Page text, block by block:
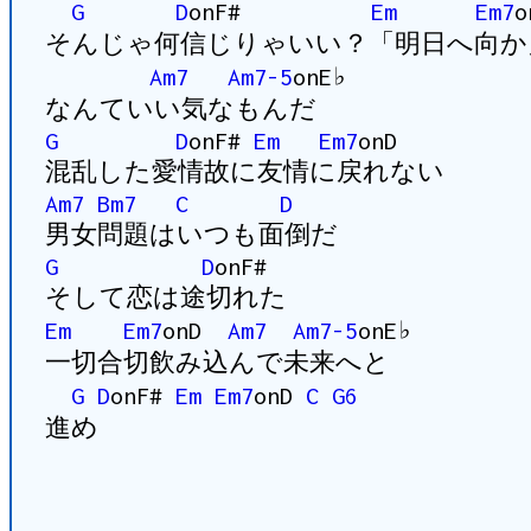
G DonF# Em Em7
そんじゃ何信じりゃいい？「明日へ向
Am7
Am7-5onE♭
なんていい気なもんだ
G
DonF# Em Em7onD
混乱した愛情故に友情に戻れない
Am7 Bm7 C
D
男女問題はいつも面倒だ
G
DonF#
そして恋は途切れた
Em
Em7onD Am7 Am7-5onE♭
一切合切飲み込んで未来へと
G DonF# Em Em7onD C G6
進め